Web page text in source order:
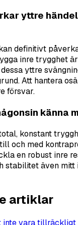
yttre
definitivt
inre trygghet
yttre
Att hantera
försvar.
känna
konstant
och med
en robust inre
stabilitet även
artiklar